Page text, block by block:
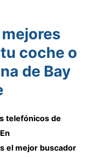
coche o
de Bay
telefónicos de
el mejor buscador